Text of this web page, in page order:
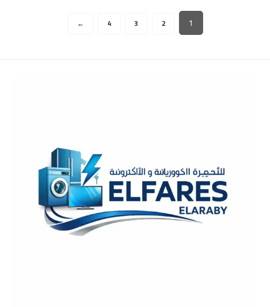
26,620.00 EGP.
18,499.00 EGP.
1
2
3
4
→